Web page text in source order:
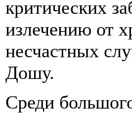
критических
излечению от
несчастных
Дошу.
Среди